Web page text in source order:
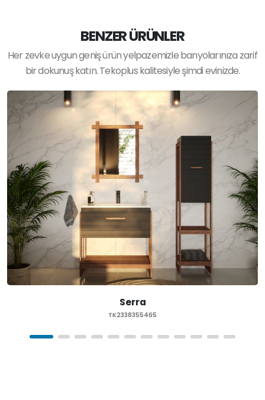
BENZER ÜRÜNLER
Her zevke uygun geniş ürün yelpazemizle banyolarınıza zarif
bir dokunuş katın. Tekoplus kalitesiyle şimdi evinizde.
Serra
TK2338355465